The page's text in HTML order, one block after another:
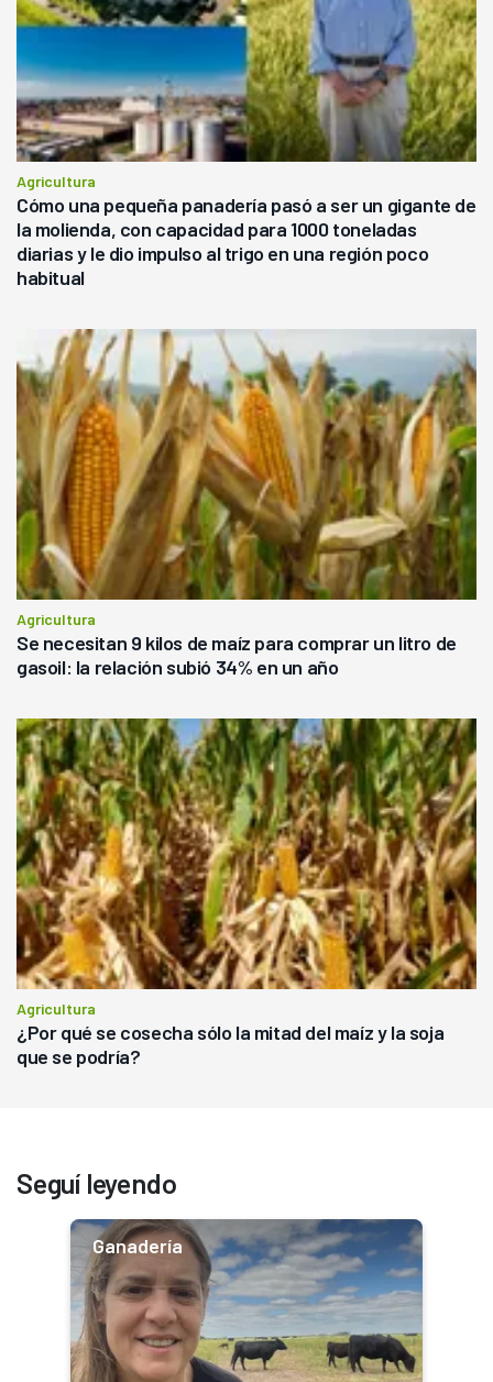
Agricultura
Cómo una pequeña panadería pasó a ser un gigante de
la molienda, con capacidad para 1000 toneladas
diarias y le dio impulso al trigo en una región poco
habitual
Agricultura
Se necesitan 9 kilos de maíz para comprar un litro de
gasoil: la relación subió 34% en un año
Agricultura
¿Por qué se cosecha sólo la mitad del maíz y la soja
que se podría?
Seguí leyendo
Ganadería